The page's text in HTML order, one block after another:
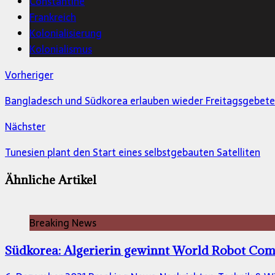
Frankreich
Kolonialisierung
Kolonialismus
Vorheriger
Bangladesch und Südkorea erlauben wieder Freitagsgebete
Nächster
Tunesien plant den Start eines selbstgebauten Satelliten
Ähnliche Artikel
Breaking News
Südkorea: Algerierin gewinnt World Robot